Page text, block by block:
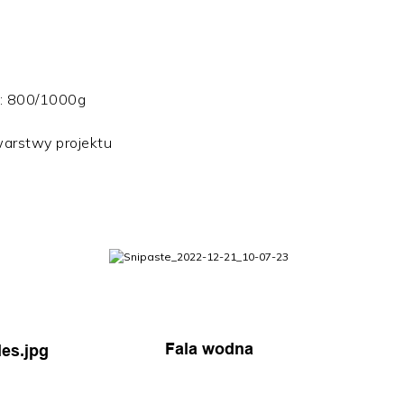
800/1000g
projektu
Fala wodna